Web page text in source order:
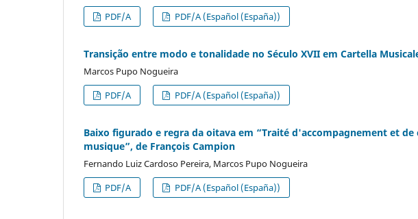
PDF/A
PDF/A (Español (España))
Transição entre modo e tonalidade no Século XVII em Cartella
Marcos Pupo Nogueira
PDF/A
PDF/A (Español (España))
Baixo figurado e regra da oitava em “Traité d'accompagnement et
musique”, de François Campion
Fernando Luiz Cardoso Pereira, Marcos Pupo Nogueira
PDF/A
PDF/A (Español (España))